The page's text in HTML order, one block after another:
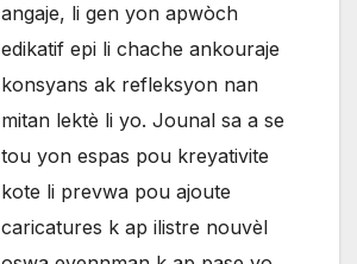
angaje, li gen yon apwòch
edikatif epi li chache ankouraje
konsyans ak refleksyon nan
mitan lektè li yo. Jounal sa a se
tou yon espas pou kreyativite
kote li prevwa pou ajoute
caricatures k ap ilistre nouvèl